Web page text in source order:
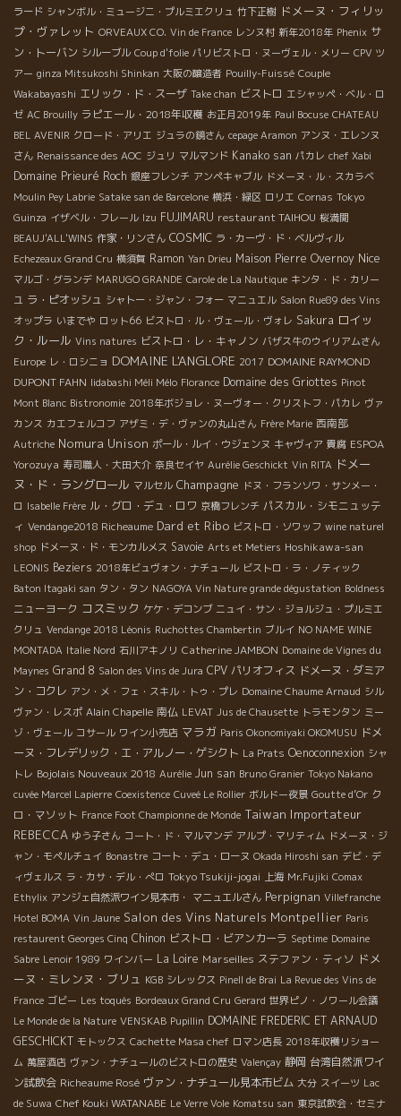
ラード シャンボル・ミュージニ・プルミエクリュ 竹下正樹 ドメーヌ・フィリッ
プ・ヴァレット ORVEAUX CO. Vin de France レンヌ村 新年2018年 Phenix サ
ン・トーバン シルーブル Coup d'folie パリビストロ・ヌーヴェル・メリー CPV ツ
アー ginza Mitsukoshi Shinkan 大阪の醸造者 Pouilly-Fuissé Couple
Wakabayashi エリック・ド・スーザ Take chan ビストロ エシャッペ・ベル・ロ
ゼ AC Brouilly ラピエール・2018年収穫 お正月2019年 Paul Bocuse CHATEAU
BEL AVENIR クロード・アリエ ジュラの鏡さん cepage Aramon アンヌ・エレンヌ
さん Renaissance des AOC ジュリ マルマンド Kanako san パカレ chef Xabi
Domaine Prieuré Roch 銀座フレンチ アンペキャブル ドメーヌ・ル・スカラベ
Moulin Pey Labrie Satake san de Barcelone 横浜・緑区 ロリエ Cornas Tokyo
Guinza イザベル・フレール Izu FUJIMARU restaurant TAIHOU 桜満開
BEAUJ'ALL'WINS 作家・リンさん COSMIC ラ・カーヴ・ド・ベルヴィル
Echezeaux Grand Cru 横須賀 Ramon Yan Drieu Maison Pierre Overnoy Nice
マルゴ・グランデ MARUGO GRANDE Carole de La Nautique キンタ・ド・カリー
ユ ラ・ピオッシュ シャトー・ジャン・フォー マニュエル Salon Rue89 des Vins
オップラ いまでや ロット66 ビストロ・ル・ヴェール・ヴォレ Sakura ロイッ
ク・ルール Vins natures ビストロ・レ・キャノン バザス牛のウイリアムさん
Europe レ・ロシニョ DOMAINE L'ANGLORE 2017 DOMAINE RAYMOND
DUPONT FAHN Iidabashi Méli Mélo Florance Domaine des Griottes Pinot
Mont Blanc Bistronomie 2018年ボジョレ・ヌーヴォー・クリストフ・パカレ ヴァ
カンス カエフェルコフ アザミ・デ・ヴァンの丸山さん Frère Marie 西南部
Autriche Nomura Unison ポール・ルイ・ウジェンヌ キャヴィア 貴腐 ESPOA
Yorozuya 寿司職人・大田大介 奈良セイヤ Aurélie Geschickt Vin RITA ドメー
ヌ・ド・ラングロール マルセル Champagne ドヌ・フランソワ・サンメー・
ロ Isabelle Frère ル・グロ・デュ・ロワ 京橋フレンチ パスカル・シモニュッテ
ィ Vendange2018 Richeaume Dard et Ribo ビストロ・ソワッフ wine naturel
shop ドメーヌ・ド・モンカルメス Savoie Arts et Metiers Hoshikawa-san
LEONIS Beziers 2018年ビュヴォン・ナチュール ビストロ・ラ・ノティック
Baton Itagaki san タン・タン NAGOYA Vin Nature grande dégustation Boldness
ニューヨーク コスミック ケケ・デコンブ ニュイ・サン・ジョルジュ・プルミエ
クリュ Vendange 2018 Léonis Ruchottes Chambertin ブルイ NO NAME WINE
MONTADA Italie Nord 石川アキノリ Catherine JAMBON Domaine de Vignes du
Maynes Grand 8 Salon des Vins de Jura CPV パリオフィス ドメーヌ・ダミア
ン・コクレ アン・メ・フェ・スキル・トゥ・プレ Domaine Chaume Arnaud シル
ヴァン・レスポ Alain Chapelle 南仏 LEVAT Jus de Chausette トラモンタン ミー
ゾ・ヴェール コサール ワイン小売店 マラガ Paris Okonomiyaki OKOMUSU ドメ
ーヌ・フレデリック・エ・アルノー・ゲシクト La Prats Oenoconnexion シャ
トレ Bojolais Nouveaux 2018 Aurélie Jun san Bruno Granier Tokyo Nakano
cuvée Marcel Lapierre Coexistence Cuveé Le Rollier ボルドー夜景 Goutte d’Or ク
ロ・マソット France Foot Championne de Monde Taiwan Importateur
REBECCA ゆう子さん コート・ド・マルマンデ アルプ・マリティム ドメーヌ・ジ
ャン・モペルチュイ Bonastre コート・デュ・ローヌ Okada Hiroshi san デビ・デ
ィヴェルス ラ・カサ・デル・ぺロ Tokyo Tsukiji-jogai 上海 Mr.Fujiki Comax
Ethylix アンジェ自然派ワイン見本市・ マニュエルさん Perpignan Villefranche
Hotel BOMA Vin Jaune Salon des Vins Naturels Montpellier Paris
restaurent Georges Cinq Chinon ビストロ・ビアンカーラ Septime Domaine
Sabre Lenoir 1989 ワインバー La Loire Marseilles ステファン・ティソ ドメ
ーヌ・ミレンヌ・ブリュ KGB シレックス Pinell de Brai La Revue des Vins de
France ゴビー Les toqués Bordeaux Grand Cru Gerard 世界ピノ・ノワール会議
Le Monde de la Nature VENSKAB Pupillin DOMAINE FREDERIC ET ARNAUD
GESCHICKT モトックス Cachette Masa chef ロマン店長 2018年収穫リショー
ム 萬屋酒店 ヴァン・ナチュールのビストロの歴史 Valençay 静岡 台湾自然派ワイ
ン試飲会 Richeaume Rosé ヴァン・ナチュール見本市ビム 大分 スイーツ Lac
de Suwa Chef Kouki WATANABE Le Verre Vole Komatsu san 東京試飲会・セミナ